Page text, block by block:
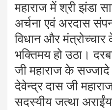
महाराज में श्री झंडा
अर्चना एवं अरदास
विधान और मंत्रोच्चार
भक्तिमय हो उठा।
जी महाराज के सज्जादे
देवेन्द्र दास जी
सदस्यीय जत्था